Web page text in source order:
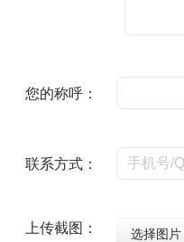
您的称呼：
联系方式：
上传截图： 选择图片